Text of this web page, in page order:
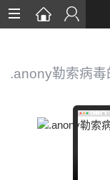
数据恢复
数据库恢复
.anony勒索病毒